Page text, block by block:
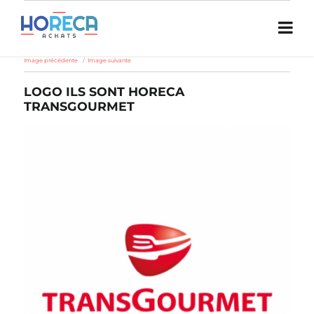
Image précédente Image suivante
LOGO ILS SONT HORECA
TRANSGOURMET